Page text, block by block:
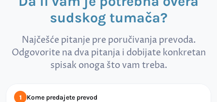
sudskog tumača?
Najčešće pitanje pre poručivanja prevoda.
Odgovorite na dva pitanja i dobijate konkretan
spisak onoga što vam treba.
1 Kome predajete prevod